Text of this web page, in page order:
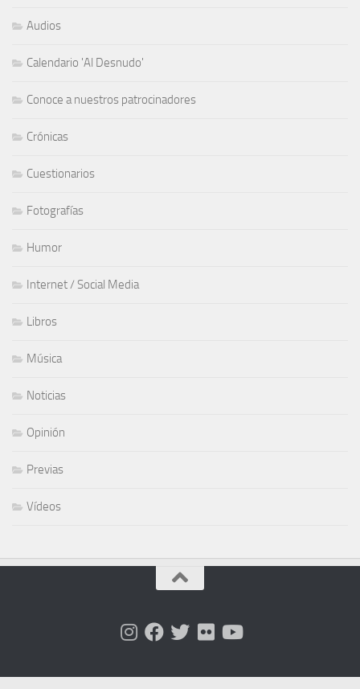
Audios
Calendario 'Al Desnudo'
Conoce a nuestros patrocinadores
Crónicas
Cuestionarios
Fotografías
Humor
Internet / Social Media
Libros
Música
Noticias
Opinión
Previas
Vídeos